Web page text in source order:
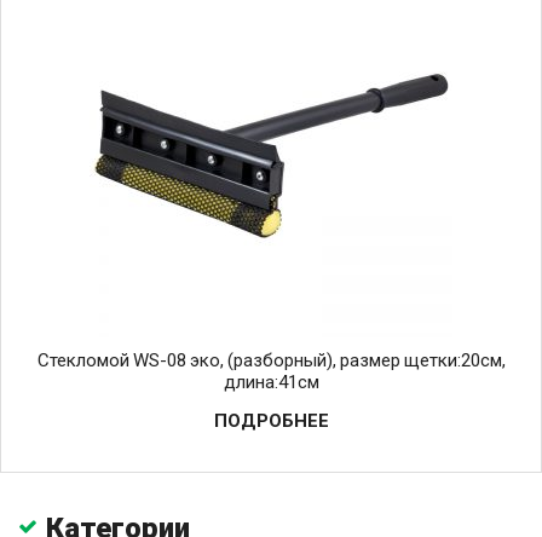
Стекломой WS-08 эко, (разборный), размер щетки:20см,
длина:41см
ПОДРОБНЕЕ
Категории